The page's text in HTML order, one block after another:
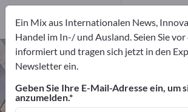
Baumaterial –
Anbieter Hersteller
Ein Mix aus Internationalen News,
Handel im In-/ und Ausland. Seien Sie
informiert und tragen sich jetzt in den
Newsletter ein.
Geben Sie Ihre E-Mail-Adresse ein, um
anzumelden.